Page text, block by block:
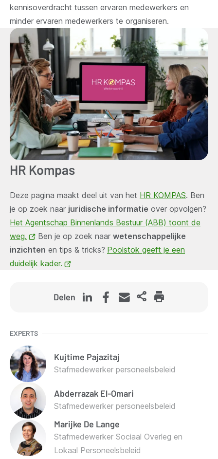
nieuw
venster)
kennisoverdracht tussen ervaren medewerkers en
minder ervaren medewerkers te organiseren.
HR Kompas
Deze pagina maakt deel uit van het HR KOMPAS. Ben
je op zoek naar juridische informatie over opvolgen?
Het Agentschap Binnenlands Bestuur (ABB) toont de
weg.
(opent
nieuw
venster)
Ben je op zoek naar wetenschappelijke
inzichten en tips & tricks? Poolstok geeft je een
duidelijk kader.
venster)
Delen
EXPERTS
Kujtime Pajazitaj
Stafmedewerker personeelsbeleid
Abderrazak El-Omari
Stafmedewerker personeelsbeleid
Marijke De Lange
Stafmedewerker Sociaal Overleg en
Lokaal Personeelsbeleid